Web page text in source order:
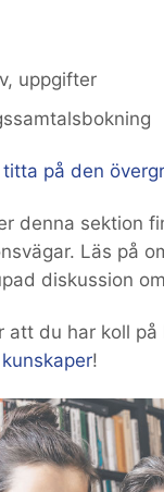
uppgifter
titta på den
denna sektion
Läs på
diskussion
att du har koll
!